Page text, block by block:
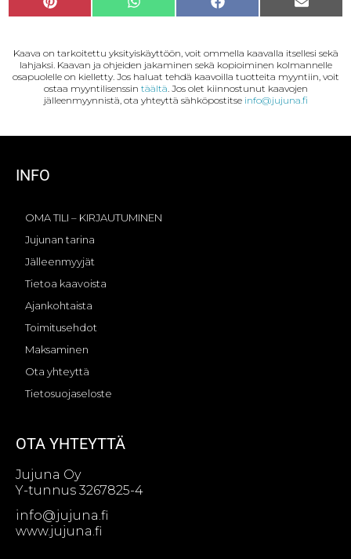
P
t
e
r
e
t
W
t
s
A
p
F
e
b
o
o
S
k
ö
t
Kaava on tarkoitettu yksityiskäyttöön, voit ommella kaavalla itsellesi sekä
lahjaksi. Kaavan ja ohjeiden jakaminen sekä kopioiminen kolmannelle
osapuolelle on kielletty. Jos haluat tehdä kaavoilla tuotteita myyntiin, voit
ostaa myyntilisenssin täältä . Jos olet kiinnostunut kaavojen
jälleenmyynnistä, ota yhteyttä sähköpostitse info@jujuna.fi
INFO
OMA TILI – KIRJAUTUMINEN
Jujunan tarina
Jälleenmyyjät
Tietoa kaavoista
Ajankohtaista
Toimitusehdot
Maksaminen
Ota yhteyttä
Tietosuojaseloste
OTA YHTEYTTÄ
Jujuna Oy
Y-tunnus 3267825-4
info@jujuna.fi
www.jujuna.fi